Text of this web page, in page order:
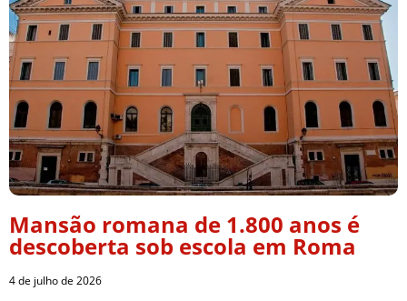
Mansão romana de 1.800 anos é
descoberta sob escola em Roma
4 de julho de 2026